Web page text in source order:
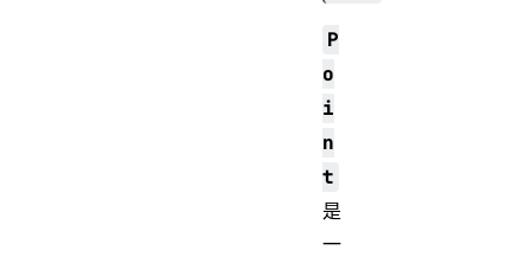
P
o
i
n
t
是
一